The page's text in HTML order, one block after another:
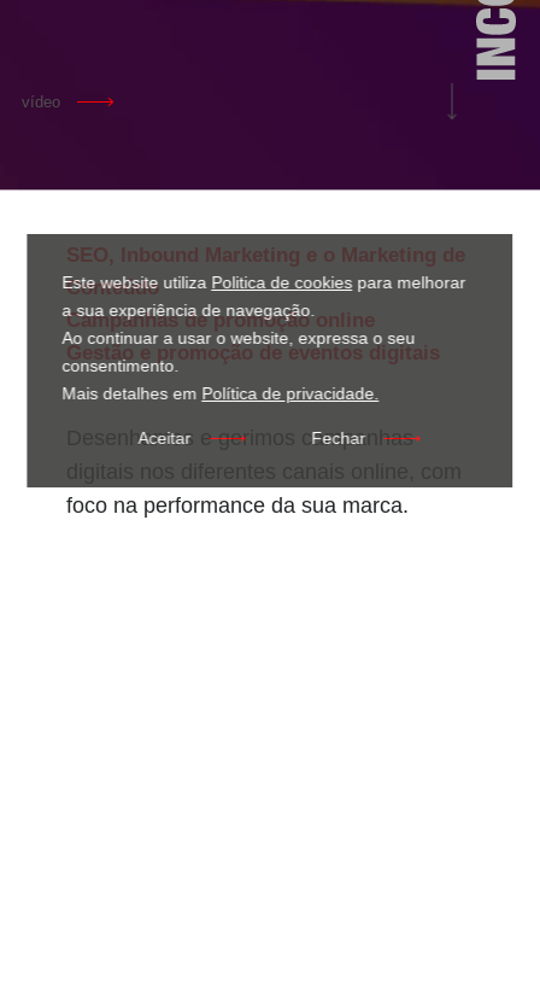
vídeo
SEO, Inbound Marketing e o Marketing de
Conteúdo
Campanhas de promoção online
Gestão e promoção de eventos digitais
Desenhamos e gerimos campanhas
foco na performance da sua marca.
Este website utiliza Politica de cookiespara melhorar
a sua experiência de navegação.
Ao continuar a usar o website, expressa o seu
consentimento.
Mais detalhes em Política de privacidade.
Aceitar Fechar